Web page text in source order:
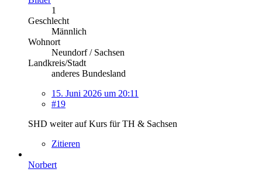
1
Geschlecht
Männlich
Wohnort
Neundorf / Sachsen
Landkreis/Stadt
anderes Bundesland
15. Juni 2026 um 20:11
#19
SHD weiter auf Kurs für TH & Sachsen
Zitieren
Norbert